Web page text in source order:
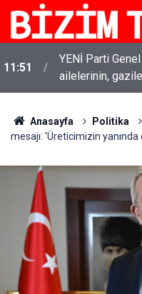
11:51
YENİ Parti
ailelerinin,
gözüne
Anasayfa Politika
mesajı: 'Üreticimizin